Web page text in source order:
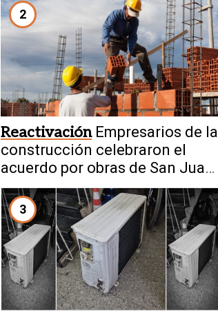
2
Reactivación Empresarios de la
construcción celebraron el
acuerdo por obras de San Juan-
Vicuña
3